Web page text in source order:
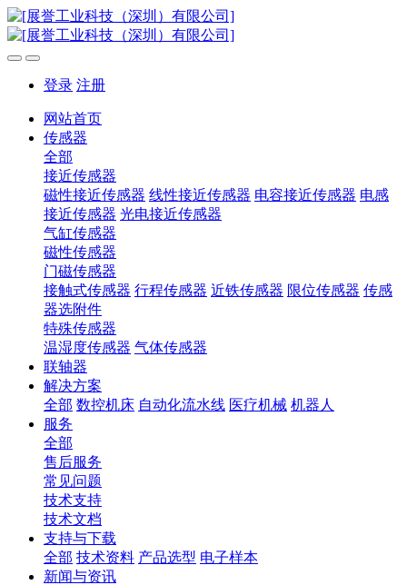
登录 注册
网站首页
传感器
全部
接近传感器
磁性接近传感器 线性接近传感器 电容接近传感器 电感
接近传感器 光电接近传感器
气缸传感器
磁性传感器
门磁传感器
接触式传感器 行程传感器 近铁传感器 限位传感器 传感
器选附件
特殊传感器
温湿度传感器 气体传感器
联轴器
解决方案
全部 数控机床 自动化流水线 医疗机械 机器人
服务
全部
售后服务
常见问题
技术支持
技术文档
支持与下载
全部 技术资料 产品选型 电子样本
新闻与资讯